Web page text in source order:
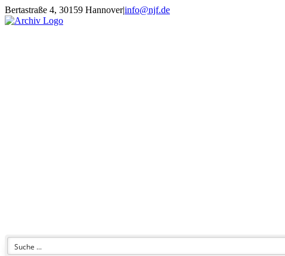
Zum
Inhalt
Bertastraße 4, 30159 Hannover|info@njf.de
Facebook
Instagram
YouTube
E-